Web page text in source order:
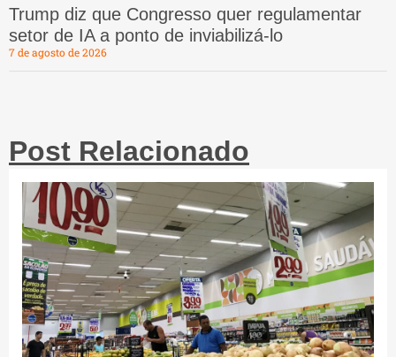
Trump diz que Congresso quer regulamentar
setor de IA a ponto de inviabilizá-lo
7 de agosto de 2026
Post Relacionado